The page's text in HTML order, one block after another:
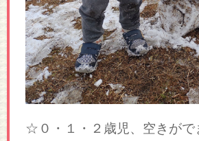
☆０・１・２歳児、空きがで